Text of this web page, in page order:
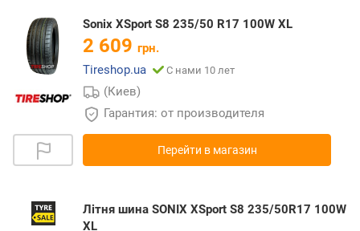
Sonix XSport S8 235/50 R17 100W XL
2 609 грн.
Tireshop.ua
С нами 10 лет
(Киев)
Гарантия: от производителя
Перейти в магазин
Літня шина SONIX XSport S8 235/50R17 100W
XL